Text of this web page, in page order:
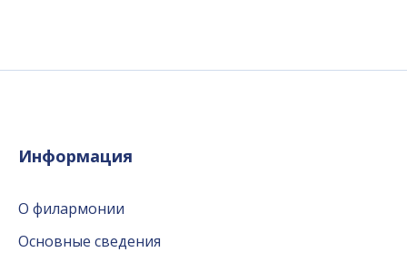
Информация
О филармонии
Основные сведения